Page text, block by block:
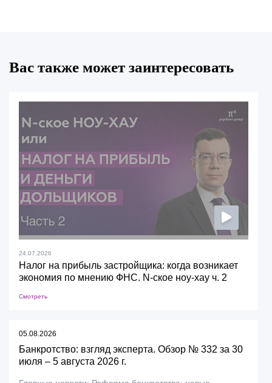
Вас также может заинтересовать
24.07.2026
Налог на прибыль застройщика: когда возникает
экономия по мнению ФНС. N-ское ноу-хау ч. 2
Смотреть
05.08.2026
Банкротство: взгляд эксперта. Обзор № 332 за 30
июля – 5 августа 2026 г.